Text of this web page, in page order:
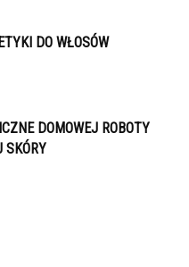
DO WŁOSÓW
DOMOWEJ ROBOTY
SKÓRY